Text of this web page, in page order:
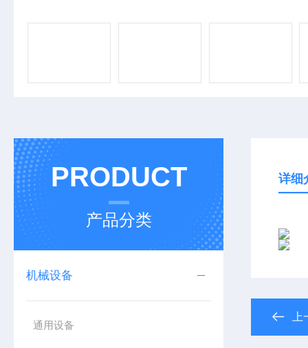
PRODUCT
产品分类
机械设备
通用设备
详细